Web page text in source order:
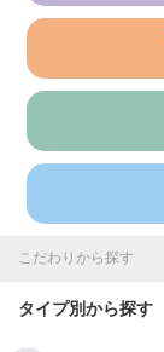
こだわりから探す
タイプ別から探す